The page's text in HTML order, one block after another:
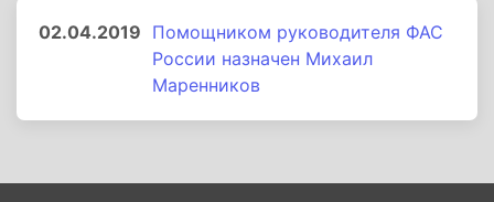
02.04.2019 Помощником руководителя ФАС
России назначен Михаил
Маренников